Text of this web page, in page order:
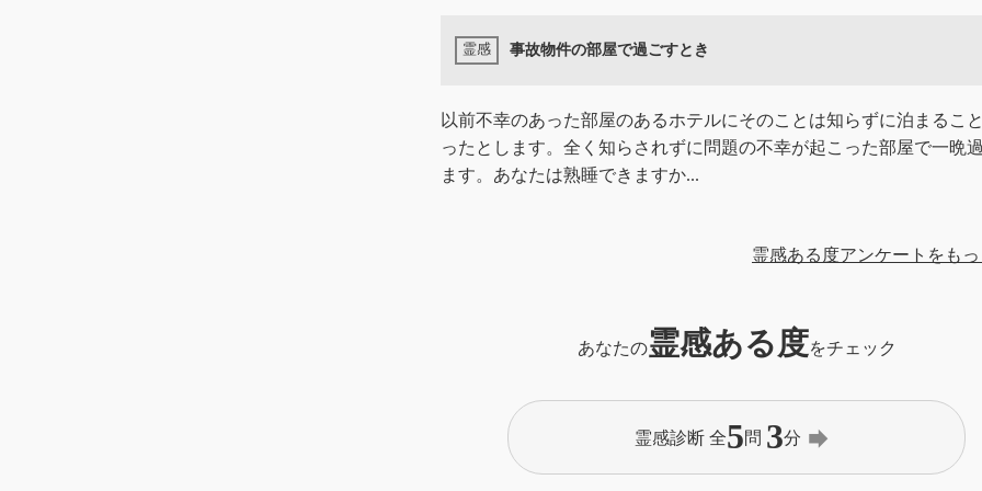
事故物件の部屋で過ごすとき
以前不幸のあった部屋のあるホテルにそのことは知らずに泊まるこ
ったとします。全く知らされずに問題の不幸が起こった部屋で一晩
ます。あなたは熟睡できますか...
霊感ある度アンケートをも
あなたの霊感ある度をチェック
霊感診断 全5問 3分 forward